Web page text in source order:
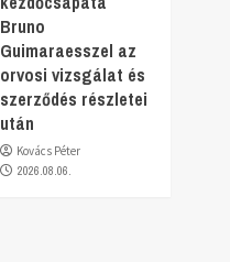
Bruno
Guimaraesszel az
orvosi vizsgálat és
szerződés részletei
után
Kovács Péter
2026.08.06.